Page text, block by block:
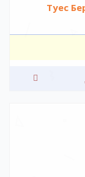
Туес